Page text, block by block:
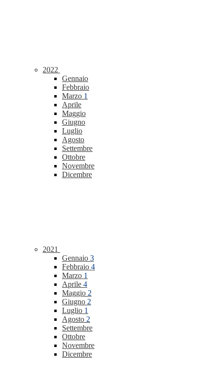
2022
Gennaio
Febbraio
Marzo 1
Aprile
Maggio
Giugno
Luglio
Agosto
Settembre
Ottobre
Novembre
Dicembre
2021
Gennaio 3
Febbraio 4
Marzo 1
Aprile 4
Maggio 2
Giugno 2
Luglio 1
Agosto 2
Settembre
Ottobre
Novembre
Dicembre